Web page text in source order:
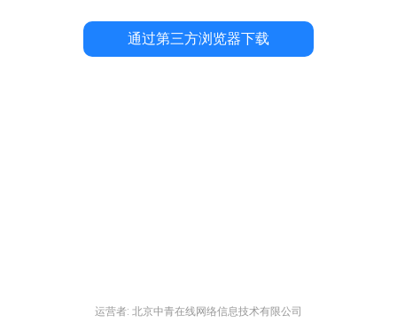
通过第三方浏览器下载
运营者: 北京中青在线网络信息技术有限公司